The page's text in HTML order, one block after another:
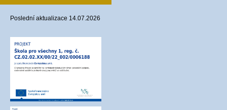
Poslední aktualizace 14.07.2026